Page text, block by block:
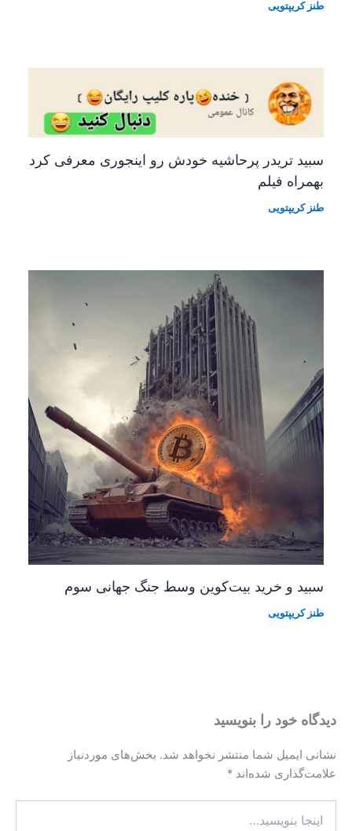
طنز کریپتویی
سبید تریدر پرحاشیه خودش رو اینجوری معرفی کرد
بهمراه فیلم
طنز کریپتویی
سبید و خرید بیت‌کوین وسط جنگ جهانی سوم
طنز کریپتویی
دیدگاه‌ خود را بنویسید
نشانی ایمیل شما منتشر نخواهد شد. بخش‌های موردنیاز
علامت‌گذاری شده‌اند *
بنویسید…